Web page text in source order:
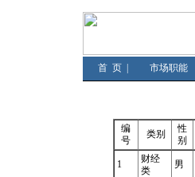
首 页 市场职能
编
号
类别
性
别
1
财经
类
男